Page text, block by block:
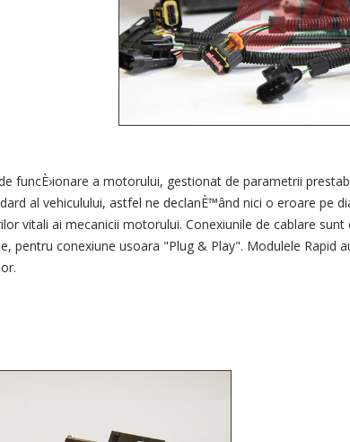
funcÈ›ionare a motorului, gestionat de parametrii
al vehiculului, astfel ne declanÈ™ând nici o eroare pe
vitali ai mecanicii motorului. Conexiunile de cablare sunt
, pentru conexiune usoara "Plug & Play". Modulele Rapid
.